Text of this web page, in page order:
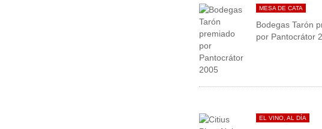
MESA DE CATA
Bodegas Tarón
por Pantocrátor
EL VINO, AL DÍA